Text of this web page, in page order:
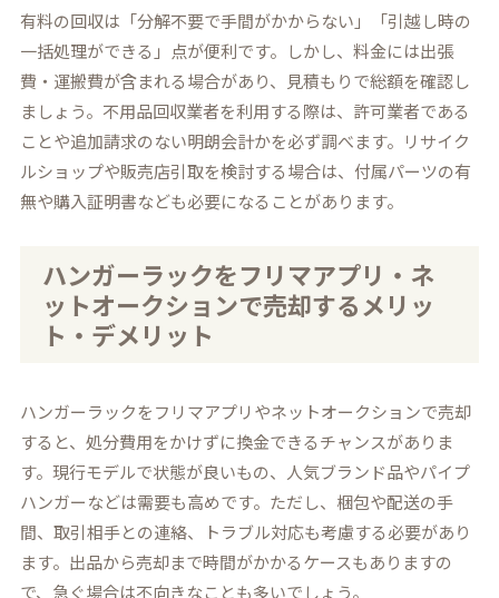
有料の回収は「分解不要で手間がかからない」「引越し時の
一括処理ができる」点が便利です。しかし、料金には出張
費・運搬費が含まれる場合があり、見積もりで総額を確認し
ましょう。不用品回収業者を利用する際は、許可業者である
ことや追加請求のない明朗会計かを必ず調べます。リサイク
ルショップや販売店引取を検討する場合は、付属パーツの有
無や購入証明書なども必要になることがあります。
ハンガーラックをフリマアプリ・ネ
ットオークションで売却するメリッ
ト・デメリット
ハンガーラックをフリマアプリやネットオークションで売却
すると、処分費用をかけずに換金できるチャンスがありま
す。現行モデルで状態が良いもの、人気ブランド品やパイプ
ハンガーなどは需要も高めです。ただし、梱包や配送の手
間、取引相手との連絡、トラブル対応も考慮する必要があり
ます。出品から売却まで時間がかかるケースもありますの
で、急ぐ場合は不向きなことも多いでしょう。